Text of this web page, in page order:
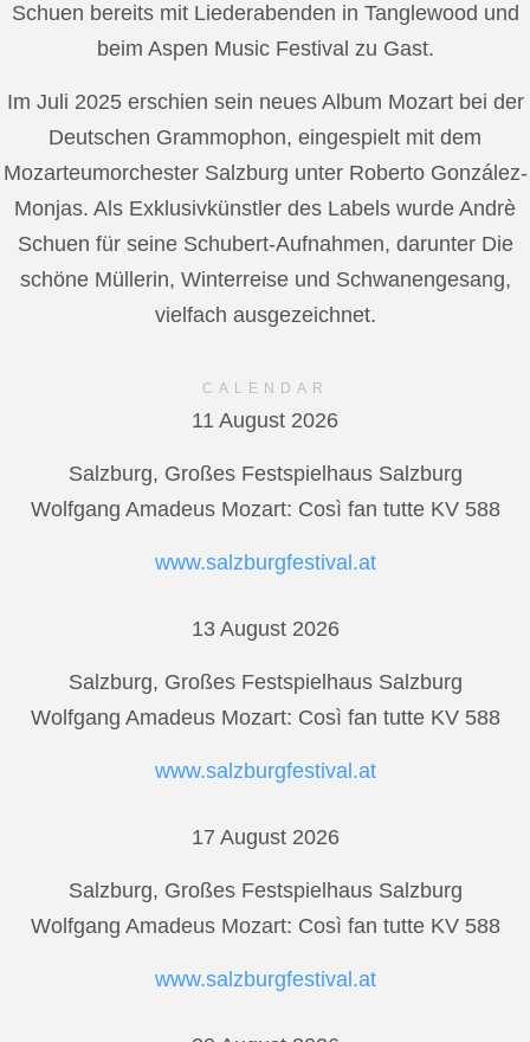
Schuen bereits mit Liederabenden in Tanglewood und
beim Aspen Music Festival zu Gast.
Im Juli 2025 erschien sein neues Album Mozart bei der
Deutschen Grammophon, eingespielt mit dem
Mozarteumorchester Salzburg unter Roberto González-
Monjas. Als Exklusivkünstler des Labels wurde Andrè
Schuen für seine Schubert-Aufnahmen, darunter Die
schöne Müllerin, Winterreise und Schwanengesang,
vielfach ausgezeichnet.
CALENDAR
11 August 2026
Salzburg, Großes Festspielhaus Salzburg
Wolfgang Amadeus Mozart: Così fan tutte KV 588
www.salzburgfestival.at
13 August 2026
Salzburg, Großes Festspielhaus Salzburg
Wolfgang Amadeus Mozart: Così fan tutte KV 588
www.salzburgfestival.at
17 August 2026
Salzburg, Großes Festspielhaus Salzburg
Wolfgang Amadeus Mozart: Così fan tutte KV 588
www.salzburgfestival.at